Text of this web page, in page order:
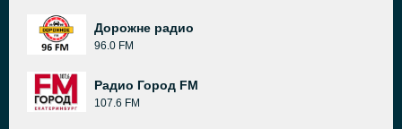
Дорожне радио
96.0 FM
Радио Город FM
107.6 FM